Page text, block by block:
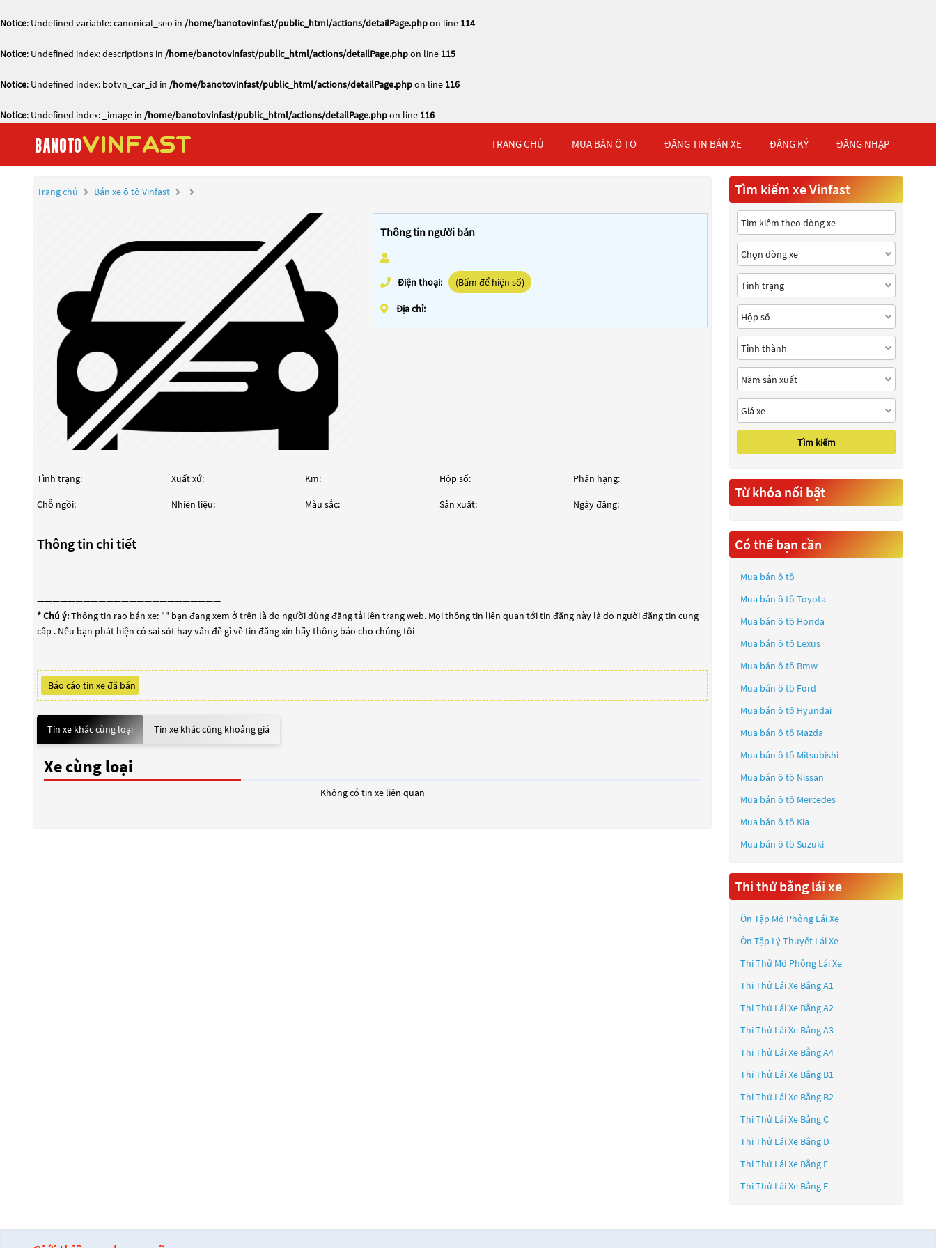
Notice: Undefined variable: canonical_seo in /home/banotovinfast/public_html/actions/detailPage.phpon line 114
Notice: Undefined index: descriptions in /home/banotovinfast/public_html/actions/detailPage.phpon line 115
Notice: Undefined index: botvn_car_id in /home/banotovinfast/public_html/actions/detailPage.phpon line 116
Notice: Undefined index: _image in /home/banotovinfast/public_html/actions/detailPage.phpon line 116
TRANG CHỦ MUA BÁN Ô TÔ ĐĂNG TIN BÁN XE ĐĂNG KÝ ĐĂNG NHẬP
Trang chủ Bán xe ô tô Vinfast
Thông tin người bán
Điện thoại: (Bấm để hiện số)
Địa chỉ:
Tình trạng: Xuất xứ: Km: Hộp số: Phân hạng:
Chỗ ngồi: Nhiên liệu: Màu sắc: Sản xuất: Ngày đăng:
Thông tin chi tiết
————————————————————————
* Chú ý:Thông tin rao bán xe: "" bạn đang xem ở trên là do người dùng đăng tải lên trang web. Mọi thông tin liên quan tới tin đăng này là do người đăng tin cung
cấp . Nếu bạn phát hiện có sai sót hay vấn đề gì về tin đăng xin hãy thông báo cho chúng tôi
Báo cáo tin xe đã bán
Tin xe khác cùng loại Tin xe khác cùng khoảng giá
Xe cùng loại
Không có tin xe liên quan
Tìm kiếm xe Vinfast
Tìm kiếm
Từ khóa nổi bật
Có thể bạn cần
Mua bán ô tô
Mua bán ô tô Toyota
Mua bán ô tô Honda
Mua bán ô tô Lexus
Mua bán ô tô Bmw
Mua bán ô tô Ford
Mua bán ô tô Hyundai
Mua bán ô tô Mazda
Mua bán ô tô Mitsubishi
Mua bán ô tô Nissan
Mua bán ô tô Mercedes
Mua bán ô tô Kia
Mua bán ô tô Suzuki
Thi thử bằng lái xe
Ôn Tập Mô Phỏng Lái Xe
Ôn Tập Lý Thuyết Lái Xe
Thi Thử Mô Phỏng Lái Xe
Thi Thử Lái Xe Bằng A1
Thi Thử Lái Xe Bằng A2
Thi Thử Lái Xe Bằng A3
Thi Thử Lái Xe Bằng A4
Thi Thử Lái Xe Bằng B1
Thi Thử Lái Xe Bằng B2
Thi Thử Lái Xe Bằng C
Thi Thử Lái Xe Bằng D
Thi Thử Lái Xe Bằng E
Thi Thử Lái Xe Bằng F